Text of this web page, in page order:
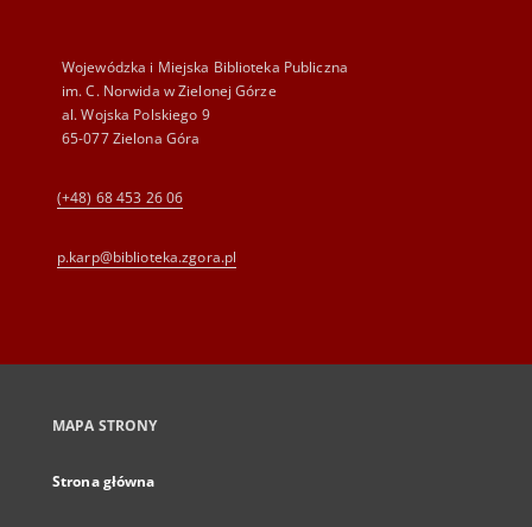
Wojewódzka i Miejska Biblioteka Publiczna
im. C. Norwida w Zielonej Górze
al. Wojska Polskiego 9
65-077 Zielona Góra
(+48) 68 453 26 06
p.karp@biblioteka.zgora.pl
MAPA STRONY
Strona główna